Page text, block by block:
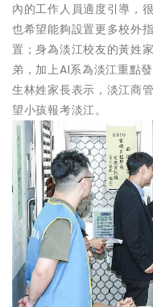
內的工作人員適度引導，
也希望能夠設置更多校外
置；身為淡江校友的黃姓
弟，加上AI系為淡江重點
生林姓家長表示，淡江商
望小孩報考淡江。